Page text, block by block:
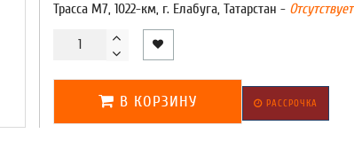
Трасса М7, 1022-км, г. Елабуга, Татарстан - Отсутствует
В КОРЗИНУ РАССРОЧКА